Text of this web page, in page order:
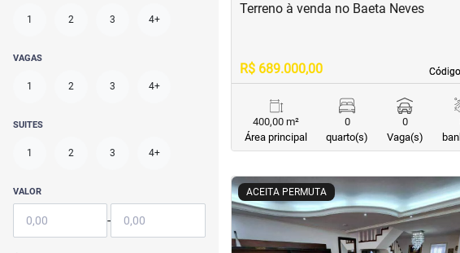
1 2 3 4+
VAGAS
1 2 3 4+
SUITES
1 2 3 4+
VALOR
-
Terreno à venda no Baeta Neves
R$ 689.000,00
400,00 m²
Área principal
0
quarto(s)
0
Vaga(s)
ACEITA PERMUTA
<<<<